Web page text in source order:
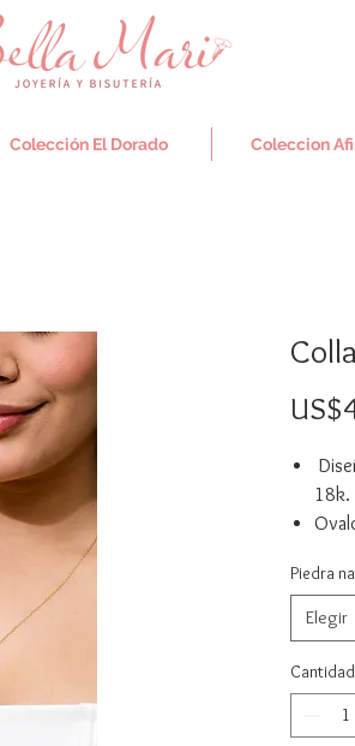
Colección El Dorado Coleccion
18k.
44
Piedra
Elegir
Cantidad